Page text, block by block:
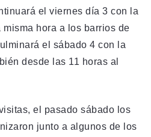
el viernes día 3 con la
hora a los barrios de
el sábado 4 con la
desde las 11 horas al
el pasado sábado los
junto a algunos de los